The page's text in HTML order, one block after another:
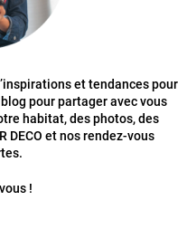
et tendances pour
pour partager avec vous
habitat, des photos, des
DECO et nos rendez-vous
!